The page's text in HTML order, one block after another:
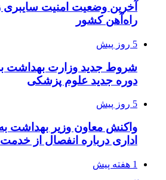
آخرین وضعیت امنیت
راه‌آهن کشور
5 روز پیش
شروط جدید وزارت بهداشت
دوره جدید علوم پزشکی
5 روز پیش
واکنش معاون وزیر بهداشت
اداری درباره انفصال از خدمت
1 هفته پیش